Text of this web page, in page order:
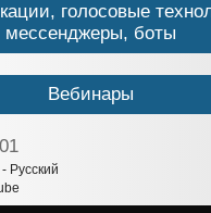
голосовые
мессенджеры, боты
Вебинары
Русский